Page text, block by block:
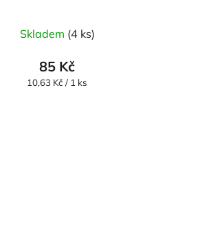
Skladem (4 ks)
85 Kč
Měrná
10,63 Kč / 1 ks